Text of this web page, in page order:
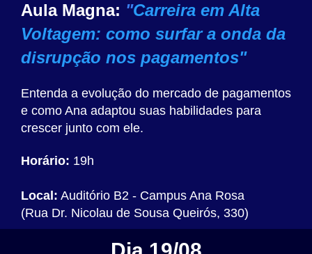
Aula Magna: "Carreira em Alta
Voltagem: como surfar a onda da
disrupção nos pagamentos"
Entenda a evolução do mercado de pagamentos
e como Ana adaptou suas habilidades para
crescer junto com ele.
Horário: 19h
Local: Auditório B2 - Campus Ana Rosa
(Rua Dr. Nicolau de Sousa Queirós, 330)